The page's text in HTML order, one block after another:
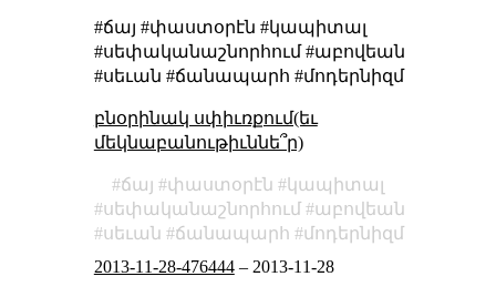
#ճայ #փաստօրէն #կապիտալ
#սեփականաշնորհում #աբովեան
#սեւան #ճանապարհ #մոդերնիզմ
բնօրինակ սփիւռքում(եւ
մեկնաբանութիւննե՞ր)
ճայ փաստօրէն
կապիտալ
սեփականաշնորհում
աբովեան
սեւան
ճանապարհ
մոդերնիզմ
2013-11-28-476444– 2013-11-28